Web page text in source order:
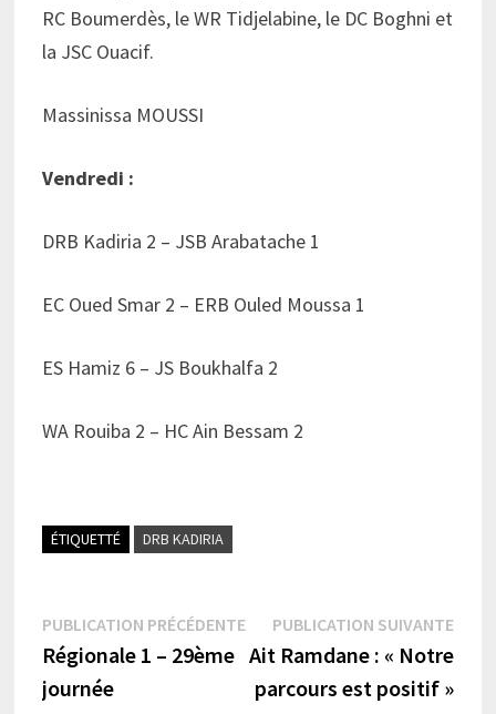
RC Boumerdès, le WR Tidjelabine, le DC Boghni et
la JSC Ouacif.
Massinissa MOUSSI
Vendredi :
DRB Kadiria 2 – JSB Arabatache 1
EC Oued Smar 2 – ERB Ouled Moussa 1
ES Hamiz 6 – JS Boukhalfa 2
WA Rouiba 2 – HC Ain Bessam 2
ÉTIQUETTÉ DRB KADIRIA
Navigation
de
PUBLICATION PRÉCÉDENTEPublication
précédente :
Régionale 1 – 29ème
journée
PUBLICATION SUIVANTE
Ait Ramdane : « Notre
parcours est positif »